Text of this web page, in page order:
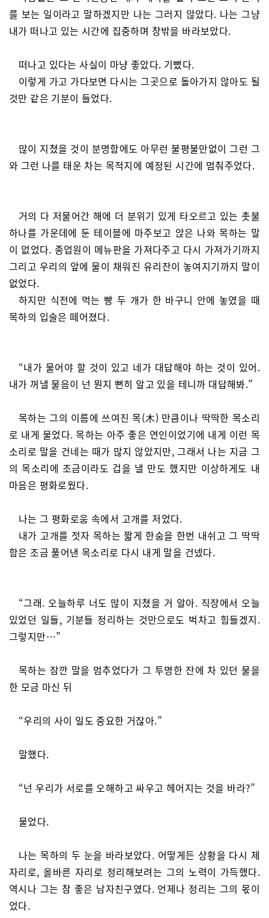
를 보는 일이라고 말하겠지만 나는 그러지 않았다. 나는 그냥
내가 떠나고 있는 시간에 집중하며 창밖을 바라보았다.
떠나고 있다는 사실이 마냥 좋았다. 기뻤다.
이렇게 가고 가다보면 다시는 그곳으로 돌아가지 않아도 될
것만 같은 기분이 들었다.
많이 지쳤을 것이 분명함에도 아무런 불평불만없이 그런 그
와 그런 나를 태운 차는 목적지에 예정된 시간에 멈춰주었다.
거의 다 저물어간 해에 더 분위기 있게 타오르고 있는 촛불
하나를 가운데에 둔 테이블에 마주보고 앉은 나와 목하는 말
이 없었다. 종업원이 메뉴판을 가져다주고 다시 가져가기까지
그리고 우리의 앞에 물이 채워진 유리잔이 놓여지기까지 말이
없었다.
하지만 식전에 먹는 빵 두 개가 한 바구니 안에 놓였을 때
목하의 입술은 떼어졌다.
“내가 물어야 할 것이 있고 네가 대답해야 하는 것이 있어.
내가 꺼낼 물음이 넌 뭔지 뻔히 알고 있을 테니까 대답해봐.”
목하는 그의 이름에 쓰여진 목(木) 만큼이나 딱딱한 목소리
로 내게 물었다. 목하는 아주 좋은 연인이었기에 내게 이런 목
소리로 말을 건네는 때가 많지 않았지만, 그래서 나는 지금 그
의 목소리에 조금이라도 겁을 낼 만도 했지만 이상하게도 내
마음은 평화로웠다.
나는 그 평화로움 속에서 고개를 저었다.
내가 고개를 젓자 목하는 짧게 한숨을 한번 내쉬고 그 딱딱
함은 조금 풀어낸 목소리로 다시 내게 말을 건넸다.
“그래. 오늘하루 너도 많이 지쳤을 거 알아. 직장에서 오늘
있었던 일들, 기분들 정리하는 것만으로도 벅차고 힘들겠지.
그렇지만…”
목하는 잠깐 말을 멈추었다가 그 투명한 잔에 차 있던 물을
한 모금 마신 뒤
“우리의 사이 일도 중요한 거잖아.”
말했다.
“넌 우리가 서로를 오해하고 싸우고 헤어지는 것을 바라?”
물었다.
나는 목하의 두 눈을 바라보았다. 어떻게든 상황을 다시 제
자리로, 올바른 자리로 정리해보려는 그의 노력이 가득했다.
역시나 그는 참 좋은 남자친구였다. 언제나 정리는 그의 몫이
었다.